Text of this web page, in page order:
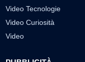
Video Tecnologie
Video Curiosità
Video